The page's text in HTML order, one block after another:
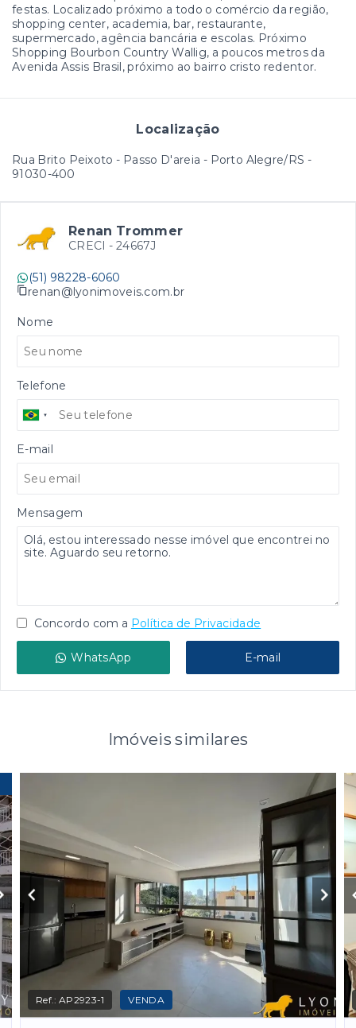
festas. Localizado próximo a todo o comércio da região,
shopping center, academia, bar, restaurante,
supermercado, agência bancária e escolas. Próximo
Shopping Bourbon Country Wallig, a poucos metros da
Avenida Assis Brasil, próximo ao bairro cristo redentor.
Localização
Rua Brito Peixoto - Passo D'areia - Porto Alegre/RS -
91030-400
Renan Trommer
CRECI - 24667J
(51) 98228-6060
renan@lyonimoveis.com.br
Nome
Telefone
E-mail
Mensagem
Concordo com a Política de Privacidade
WhatsApp E-mail
Imóveis similares
Ref.:AP2923-1 VENDA